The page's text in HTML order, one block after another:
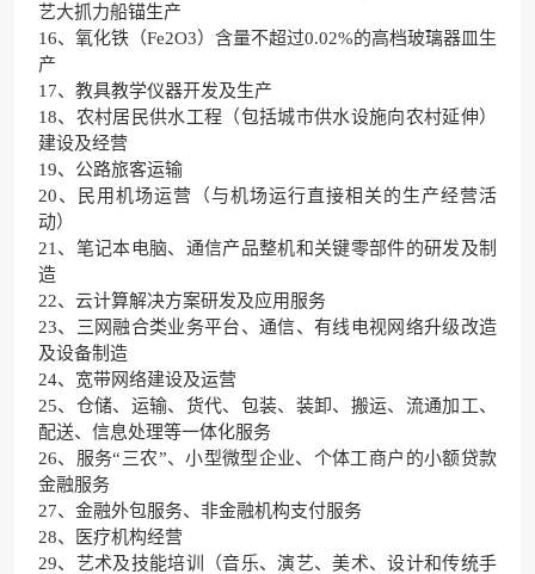
艺大抓力船锚生产
16、氧化铁（Fe2O3）含量不超过0.02%的高档玻璃器皿生
产
17、教具教学仪器开发及生产
18、农村居民供水工程（包括城市供水设施向农村延伸）
建设及经营
19、公路旅客运输
20、民用机场运营（与机场运行直接相关的生产经营活
动）
21、笔记本电脑、通信产品整机和关键零部件的研发及制
造
22、云计算解决方案研发及应用服务
23、三网融合类业务平台、通信、有线电视网络升级改造
及设备制造
24、宽带网络建设及运营
25、仓储、运输、货代、包装、装卸、搬运、流通加工、
配送、信息处理等一体化服务
26、服务“三农”、小型微型企业、个体工商户的小额贷款
金融服务
27、金融外包服务、非金融机构支付服务
28、医疗机构经营
29、艺术及技能培训（音乐、演艺、美术、设计和传统手